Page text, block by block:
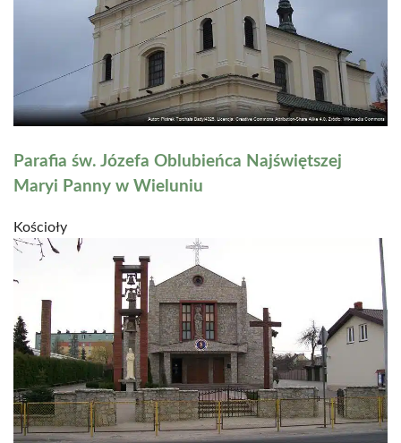
Parafia św. Józefa Oblubieńca Najświętszej
Maryi Panny w Wieluniu
Kościoły